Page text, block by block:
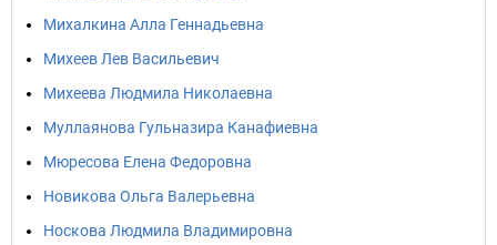
Михалкина Алла Геннадьевна
Михеев Лев Васильевич
Михеева Людмила Николаевна
Муллаянова Гульназира Канафиевна
Мюресова Елена Федоровна
Новикова Ольга Валерьевна
Носкова Людмила Владимировна